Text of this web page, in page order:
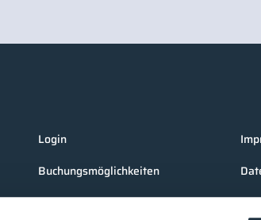
Login
Buchungsmöglichkeiten
Medienformate